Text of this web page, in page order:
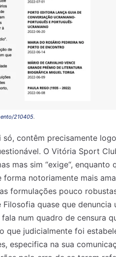
no seu email os artigos do mês
de email e clique para subscrever:
no seu email os artigos do mês
de email e clique para subscrever:
210405.
contêm precisamente
O Vitória Sport
mas sim “exige“, enquanto
notoriamente mais
formulações pouco
quase que denuncia
num quadro de censura
que judicialmente foi
especifica na sua